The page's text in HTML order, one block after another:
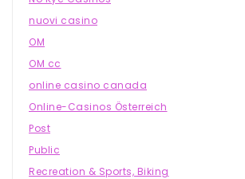
nuovi casino
OM
OM cc
online casino canada
Online-Casinos Österreich
Post
Public
Recreation & Sports, Biking